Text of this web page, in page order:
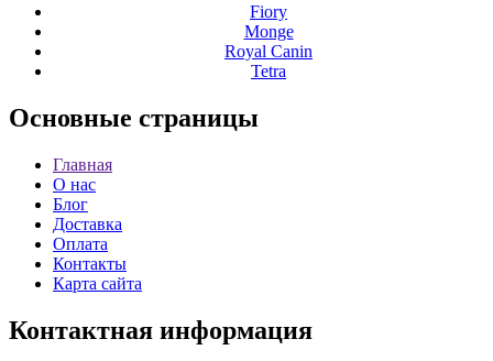
Fiory
Monge
Royal Canin
Tetra
Основные страницы
Главная
О нас
Блог
Доставка
Оплата
Контакты
Карта сайта
Контактная информация